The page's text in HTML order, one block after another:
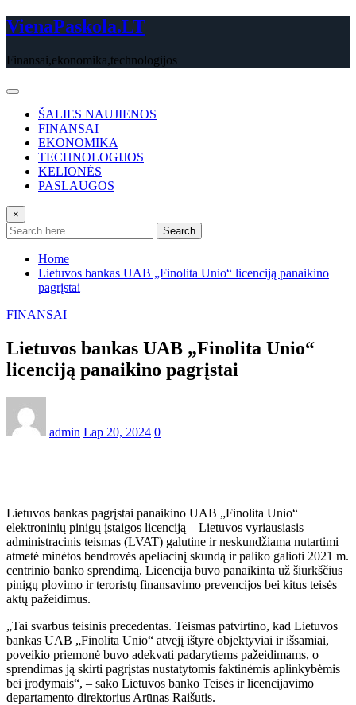
Skip
to
VienaPaskola.LT
Finansai,ekonomika,technologijos
ŠALIES NAUJIENOS
FINANSAI
EKONOMIKA
TECHNOLOGIJOS
KELIONĖS
PASLAUGOS
×
Search
Home
Lietuvos bankas UAB „Finolita Unio“ licenciją panaikino
pagrįstai
FINANSAI
Lietuvos bankas UAB „Finolita Unio“
licenciją panaikino pagrįstai
admin Lap 20, 2024 0
Lietuvos bankas pagrįstai panaikino UAB „Finolita Unio“
elektroninių pinigų įstaigos licenciją – Lietuvos vyriausiasis
administracinis teismas (LVAT) galutine ir neskundžiama nutartimi
atmetė minėtos bendrovės apeliacinį skundą ir paliko galioti 2021 m.
centrinio banko sprendimą. Licencija buvo panaikinta už šiurkščius
pinigų plovimo ir teroristų finansavimo prevencijos bei kitus teisės
aktų pažeidimus.
„Tai svarbus teisinis precedentas. Teismas patvirtino, kad Lietuvos
bankas UAB „Finolita Unio“ atvejį ištyrė objektyviai ir išsamiai,
poveikio priemonė buvo adekvati padarytiems pažeidimams, o
sprendimas ją skirti pagrįstas nustatytomis faktinėmis aplinkybėmis
bei įrodymais“, – sako Lietuvos banko Teisės ir licencijavimo
departamento direktorius Arūnas Raišutis.